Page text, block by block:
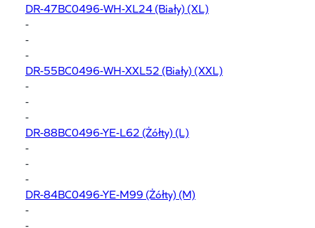
DR-47BC0496-WH-XL24(Biały) (XL)
-
-
-
DR-55BC0496-WH-XXL52 (Biały) (XXL)
-
-
-
DR-88BC0496-YE-L62 (Żółty) (L)
-
-
-
DR-84BC0496-YE-M99 (Żółty) (M)
-
-